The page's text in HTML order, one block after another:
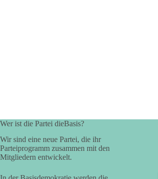
Wer ist die Partei dieBasis?
Wir sind eine neue Partei, die ihr
Parteiprogramm zusammen mit den
Mitgliedern entwickelt.